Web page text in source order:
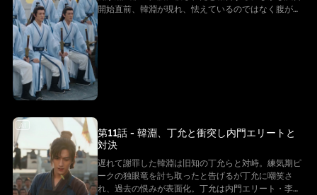
開始直前、韓淵が現れ、怯えているのではなく腹が空
いていたと語り、李青との対決が迫る！
AI
第11話 - 韓淵、丁允と衝突し内門エリートと
対決
遅れて謝罪した韓淵は旧知の丁允らと対峙。練気期ピ
ークの独眼竜を討ち取ったと告げるが丁允に嘲笑さ
れ、過去の恨みが表面化。丁允は内門エリート・李青